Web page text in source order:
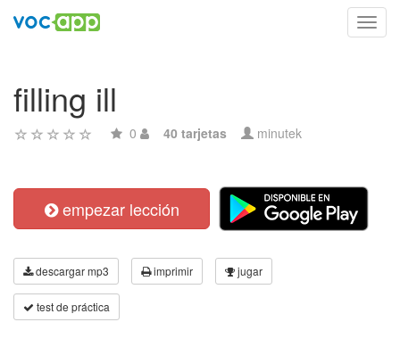
filling ill
0 40 tarjetas minutek
empezar lección
descargar mp3 imprimir jugar
test de práctica